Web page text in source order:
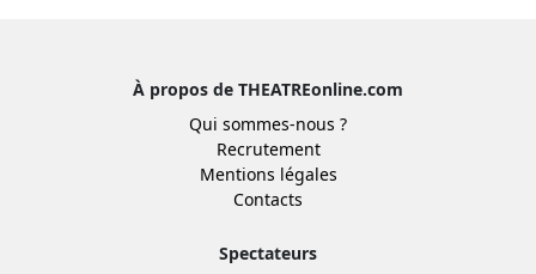
À propos de THEATREonline.com
Qui sommes-nous ?
Recrutement
Mentions légales
Contacts
Spectateurs